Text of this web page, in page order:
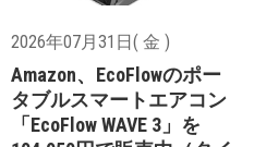
2026年07月31日( 金 )
Amazon、EcoFlowのポー
タブルスマートエアコン
「EcoFlow WAVE 3」を